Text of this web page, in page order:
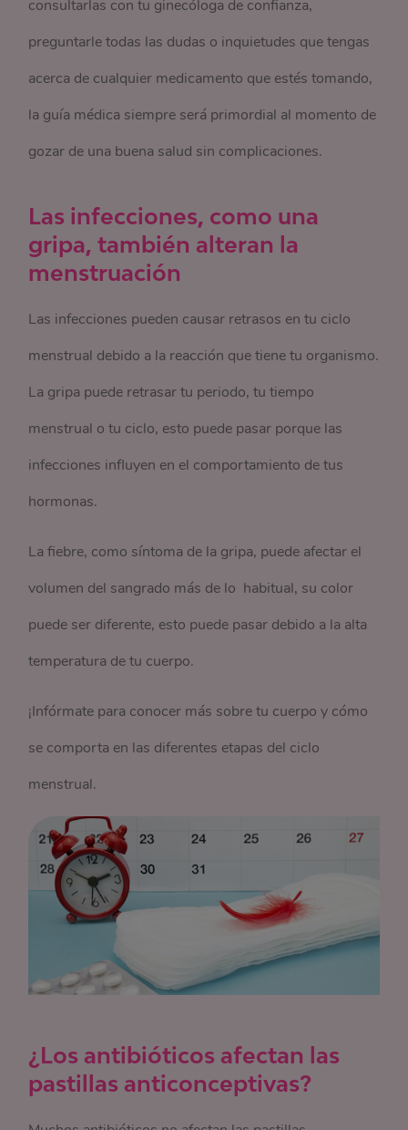
consultarlas con tu ginecóloga de confianza,
preguntarle todas las dudas o inquietudes que tengas
acerca de cualquier medicamento que estés tomando,
la guía médica siempre será primordial al momento de
gozar de una buena salud sin complicaciones.
Las infecciones, como una
gripa, también alteran la
menstruación
Las infecciones pueden causar retrasos en tu ciclo
menstrual debido a la reacción que tiene tu organismo.
La gripa puede retrasar tu periodo, tu tiempo
menstrual o tu ciclo, esto puede pasar porque las
infecciones influyen en el comportamiento de tus
hormonas.
La fiebre, como síntoma de la gripa, puede afectar el
volumen del sangrado más de lo habitual, su color
puede ser diferente, esto puede pasar debido a la alta
temperatura de tu cuerpo.
¡Infórmate para conocer más sobre tu cuerpo y cómo
se comporta en las diferentes etapas del ciclo
menstrual.
¿Los antibióticos afectan las
pastillas anticonceptivas?